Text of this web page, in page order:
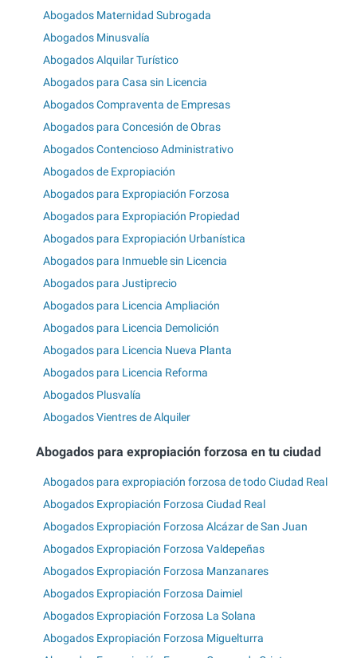
Abogados Maternidad Subrogada
Abogados Minusvalía
Abogados Alquilar Turístico
Abogados para Casa sin Licencia
Abogados Compraventa de Empresas
Abogados para Concesión de Obras
Abogados Contencioso Administrativo
Abogados de Expropiación
Abogados para Expropiación Forzosa
Abogados para Expropiación Propiedad
Abogados para Expropiación Urbanística
Abogados para Inmueble sin Licencia
Abogados para Justiprecio
Abogados para Licencia Ampliación
Abogados para Licencia Demolición
Abogados para Licencia Nueva Planta
Abogados para Licencia Reforma
Abogados Plusvalía
Abogados Vientres de Alquiler
Abogados para expropiación forzosa en tu ciudad
Abogados para expropiación forzosa de todo Ciudad Real
Abogados Expropiación Forzosa Ciudad Real
Abogados Expropiación Forzosa Alcázar de San Juan
Abogados Expropiación Forzosa Valdepeñas
Abogados Expropiación Forzosa Manzanares
Abogados Expropiación Forzosa Daimiel
Abogados Expropiación Forzosa La Solana
Abogados Expropiación Forzosa Miguelturra